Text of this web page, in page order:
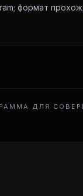
формат
ДЛЯ